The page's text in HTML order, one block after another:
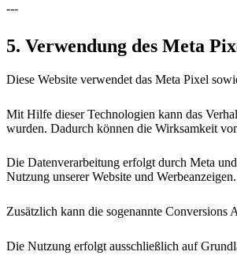
---
5. Verwendung des Meta
Diese Website verwendet das Meta Pixel
Mit Hilfe dieser Technologien kann das
wurden. Dadurch können die Wirksamkeit
Die Datenverarbeitung erfolgt durch Meta
Nutzung unserer Website und Werbeanzeigen.
Zusätzlich kann die sogenannte Conversions
Die Nutzung erfolgt ausschließlich auf